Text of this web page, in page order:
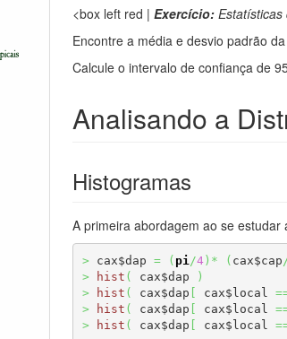
<box left red | Exercício: Estatísticas
Encontre a média e desvio padrão
Calcule o intervalo de confiança de
Analisando a
Histogramas
A primeira abordagem ao se
> cax$dap = ( pi /4) * ( cax$cap
>
hist ( cax$dap
)
>
hist ( cax$dap [ cax$local
>
hist ( cax$dap [ cax$local
>
hist ( cax$dap [ cax$local